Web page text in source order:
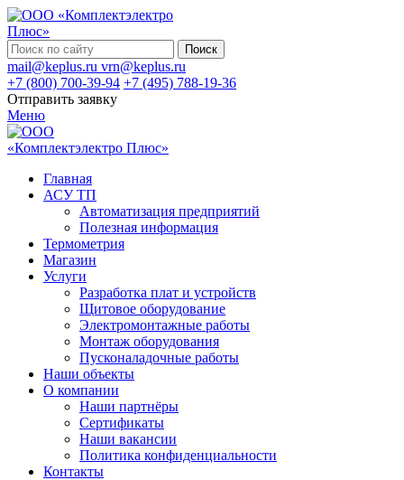
Поиск
mail@keplus.ru vrn@keplus.ru
+7 (800) 700-39-94 +7 (495) 788-19-36
Отправить заявку
Меню
Главная
АСУ ТП
Автоматизация предприятий
Полезная информация
Термометрия
Магазин
Услуги
Разработка плат и устройств
Щитовое оборудование
Электромонтажные работы
Монтаж оборудования
Пусконаладочные работы
Наши объекты
О компании
Наши партнёры
Сертификаты
Наши вакансии
Политика конфиденциальности
Контакты